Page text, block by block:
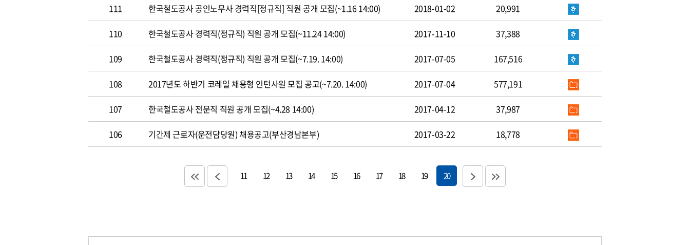
111 한국철도공사 공인노무사 경력직[정규직] 직원 공개 모집(~1.16 14:00) 2018-01-02 20,991
110 한국철도공사 경력직(정규직) 직원 공개 모집(~11.24 14:00) 2017-11-10 37,388
109 한국철도공사 경력직(정규직) 직원 공개 모집(~7.19. 14:00) 2017-07-05 167,516
108 2017년도 하반기 코레일 채용형 인턴사원 모집 공고(~7.20. 14:00) 2017-07-04 577,191
107 한국철도공사 전문직 직원 공개 모집(~4.28 14:00) 2017-04-12 37,987
106 기간제 근로자(운전담당원) 채용공고(부산경남본부) 2017-03-22 18,778
11 12 13 14 15 16 17 18 19 20